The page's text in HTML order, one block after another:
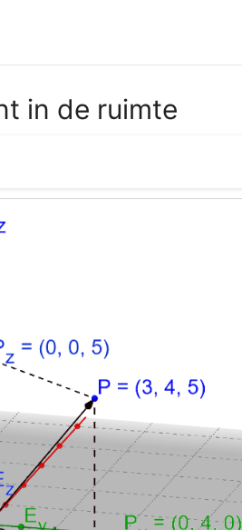
in de ruimte